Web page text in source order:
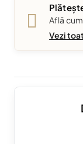
Află
Vezi